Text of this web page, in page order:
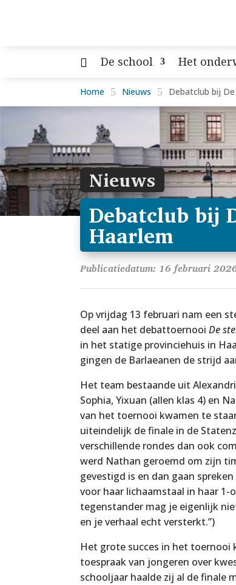
De school Het
Home 5 Nieuws 5 Debatclub bij
Nieuws
Debatclub bij
Haarlem
Publicatiedatum: 16 februari
Op vrijdag 13 februari nam een
deel aan het debattoernooi De
in het statige provinciehuis in
gingen de Barlaeanen de strijd
Het team bestaande uit
Sophia, Yixuan (allen klas 4) en
van het toernooi kwamen te
uiteindelijk de finale in de
verschillende rondes dan ook
werd Nathan geroemd om zijn
gevestigd is en dan gaan
voor haar lichaamstaal in haar 1-
tegenstander mag je eigenlijk
en je verhaal echt versterkt.”)
Het grote succes in het toernooi
toespraak van jongeren over
schooljaar haalde zij al de finale